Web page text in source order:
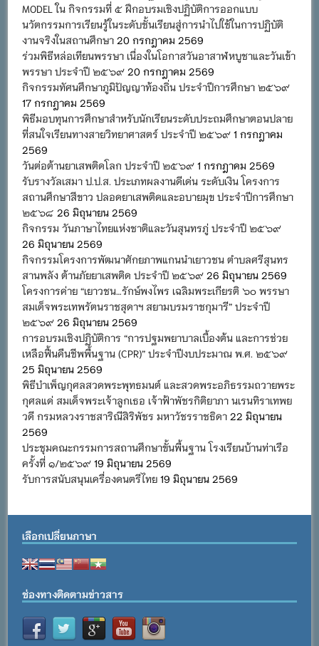
MODEL ใน กิจกรรมที่ ๕ ฝึกอบรมเชิงปฏิบัติการออกแบบ
นวัตกรรมการเรียนรู้ในระดับชั้นเรียนสู่การนำไปใช้ในการปฏิบัติ
งานจริงในสถานศึกษา 20 กรกฎาคม 2569
ร่วมพิธีหล่อเทียนพรรษา เนื่องในโอกาสวันอาสาฬหบูชาและวันเข้า
พรรษา ประจำปี ๒๕๖๙ 20 กรกฎาคม 2569
กิจกรรมทัศนศึกษาภูมิปัญญาท้องถิ่น ประจำปีการศึกษา ๒๕๖๙
17 กรกฎาคม 2569
พิธีมอบทุนการศึกษาสำหรับนักเรียนระดับประถมศึกษาตอนปลาย
ที่สนใจเรียนทางสายวิทยาศาสตร์ ประจำปี ๒๕๖๙ 1 กรกฎาคม
2569
วันต่อต้านยาเสพติดโลก ประจำปี ๒๕๖๙ 1 กรกฎาคม 2569
รับรางวัลเสมา ป.ป.ส. ประเภทผลงานดีเด่น ระดับเงิน โครงการ
สถานศึกษาสีขาว ปลอดยาเสพติดและอบายมุข ประจำปีการศึกษา
๒๕๖๘ 26 มิถุนายน 2569
กิจกรรม วันภาษาไทยแห่งชาติและวันสุนทรภู่ ประจำปี ๒๕๖๙
26 มิถุนายน 2569
กิจกรรมโครงการพัฒนาศักยภาพแกนนำเยาวชน ตำบลศรีสุนทร
สานพลัง ต้านภัยยาเสพติด ประจำปี ๒๕๖๙ 26 มิถุนายน 2569
โครงการค่าย “เยาวชน…รักษ์พงไพร เฉลิมพระเกียรติ ๖๐ พรรษา
สมเด็จพระเทพรัตนราชสุดาฯ สยามบรมราชกุมารี” ประจำปี
๒๕๖๙ 26 มิถุนายน 2569
การอบรมเชิงปฏิบัติการ “การปฐมพยาบาลเบื้องต้น และการช่วย
เหลือฟื้นคืนชีพพื้นฐาน (CPR)” ประจำปีงบประมาณ พ.ศ. ๒๕๖๙
25 มิถุนายน 2569
พิธีบำเพ็ญกุศลสวดพระพุทธมนต์ และสวดพระอภิธรรมถวายพระ
กุศลแด่ สมเด็จพระเจ้าลูกเธอ เจ้าฟ้าพัชรกิติยาภา นเรนทิราเทพย
วดี กรมหลวงราชสาริณีสิริพัชร มหาวัชรราชธิดา 22 มิถุนายน
2569
ประชุมคณะกรรมการสถานศึกษาขั้นพื้นฐาน โรงเรียนบ้านท่าเรือ
ครั้งที่ ๑/๒๕๖๙ 19 มิถุนายน 2569
รับการสนับสนุนเครื่องดนตรีไทย 19 มิถุนายน 2569
เลือกเปลี่ยนภาษา
ช่องทางติดตามข่าวสาร